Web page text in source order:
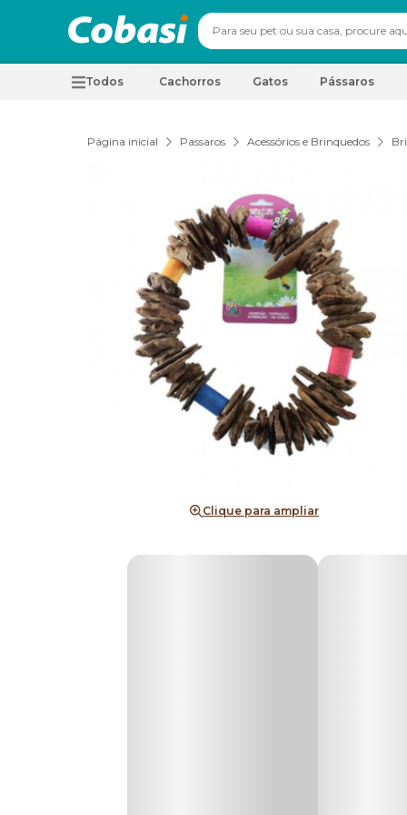
Todos Cachorros Gatos Pássaros
Página inicial Passaros Acessórios e Brinquedos
Clique para ampliar